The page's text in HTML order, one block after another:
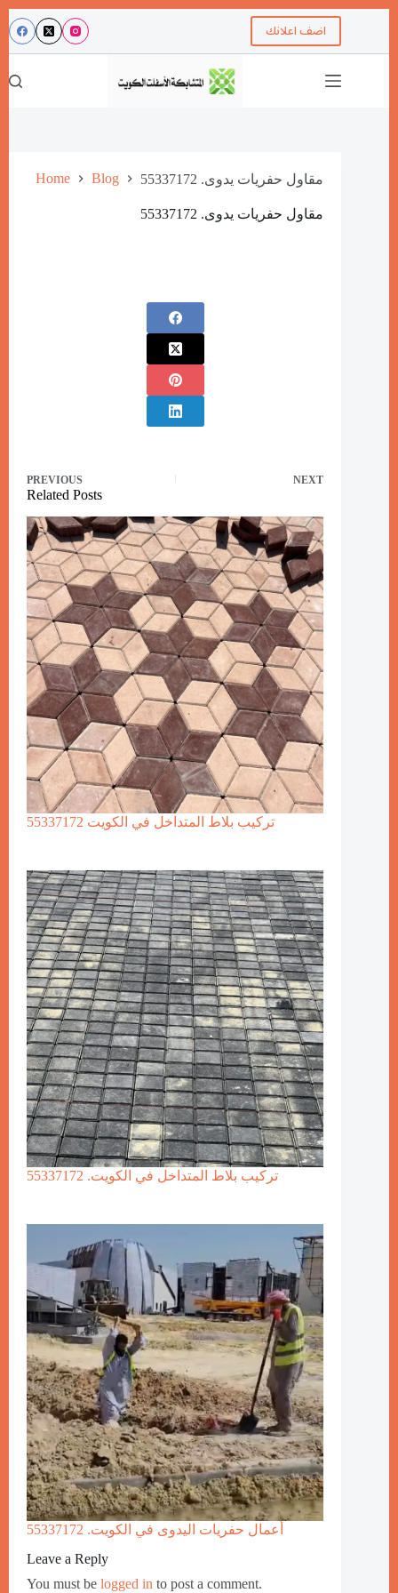
اضف اعلانك
Home Blog مقاول حفريات يدوى. 55337172
مقاول حفريات يدوى. 55337172
PREVIOUS NEXT
Related Posts
تركيب بلاط المتداخل في الكويت 55337172
تركيب بلاط المتداخل في الكويت. 55337172
أعمال حفريات اليدوى في الكويت. 55337172
Leave a Reply
You must be logged in to post a comment.